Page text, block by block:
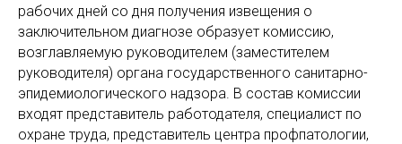
рабочих дней со дня получения извещения о
заключительном диагнозе образует комиссию,
возглавляемую руководителем (заместителем
руководителя) органа государственного санитарно-
эпидемиологического надзора. В состав комиссии
входят представитель работодателя, специалист по
охране труда, представитель центра профпатологии,